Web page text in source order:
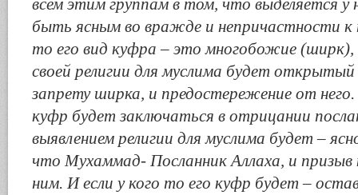
всем этим группам в том, что выделяется у
быть ясным во вражде и непричастности к
то его вид куфра – это многобожие (ширк),
своей религии для муслима будет открытый
запрету ширка, и предостережение от
куфр будет заключаться в отрицании
выявлением религии для муслима будет –
что Мухаммад- Посланник Аллаха, и призыв
ним. И если у кого то его куфр будет –